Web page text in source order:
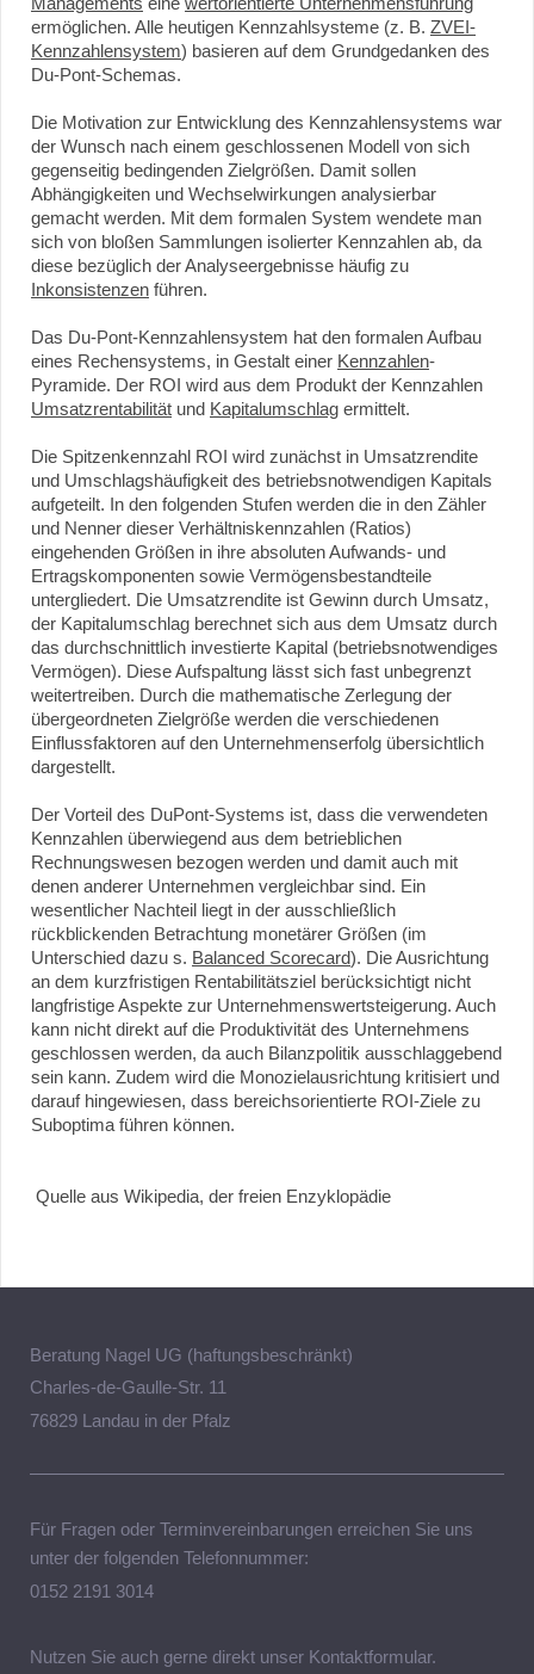
ermöglichen. Alle heutigen Kennzahlsysteme (z. B. ZVEI-
Kennzahlensystem) basieren auf dem Grundgedanken des
Du-Pont-Schemas.
Die Motivation zur Entwicklung des Kennzahlensystems war
der Wunsch nach einem geschlossenen Modell von sich
gegenseitig bedingenden Zielgrößen. Damit sollen
Abhängigkeiten und Wechselwirkungen analysierbar
gemacht werden. Mit dem formalen System wendete man
sich von bloßen Sammlungen isolierter Kennzahlen ab, da
diese bezüglich der Analyseergebnisse häufig zu
Inkonsistenzen führen.
Das Du-Pont-Kennzahlensystem hat den formalen Aufbau
eines Rechensystems, in Gestalt einer Kennzahlen-
Pyramide. Der ROI wird aus dem Produkt der Kennzahlen
Umsatzrentabilität und Kapitalumschlag ermittelt.
Die Spitzenkennzahl ROI wird zunächst in Umsatzrendite
und Umschlagshäufigkeit des betriebsnotwendigen Kapitals
aufgeteilt. In den folgenden Stufen werden die in den Zähler
und Nenner dieser Verhältniskennzahlen (Ratios)
eingehenden Größen in ihre absoluten Aufwands- und
Ertragskomponenten sowie Vermögensbestandteile
untergliedert. Die Umsatzrendite ist Gewinn durch Umsatz,
der Kapitalumschlag berechnet sich aus dem Umsatz durch
das durchschnittlich investierte Kapital (betriebsnotwendiges
Vermögen). Diese Aufspaltung lässt sich fast unbegrenzt
weitertreiben. Durch die mathematische Zerlegung der
übergeordneten Zielgröße werden die verschiedenen
Einflussfaktoren auf den Unternehmenserfolg übersichtlich
dargestellt.
Der Vorteil des DuPont-Systems ist, dass die verwendeten
Kennzahlen überwiegend aus dem betrieblichen
Rechnungswesen bezogen werden und damit auch mit
denen anderer Unternehmen vergleichbar sind. Ein
wesentlicher Nachteil liegt in der ausschließlich
rückblickenden Betrachtung monetärer Größen (im
Unterschied dazu s. Balanced Scorecard). Die Ausrichtung
an dem kurzfristigen Rentabilitätsziel berücksichtigt nicht
langfristige Aspekte zur Unternehmenswertsteigerung. Auch
kann nicht direkt auf die Produktivität des Unternehmens
geschlossen werden, da auch Bilanzpolitik ausschlaggebend
sein kann. Zudem wird die Monozielausrichtung kritisiert und
darauf hingewiesen, dass bereichsorientierte ROI-Ziele zu
Suboptima führen können.
Quelle aus Wikipedia, der freien Enzyklopädie
Beratung Nagel UG (haftungsbeschränkt)
Charles-de-Gaulle-Str. 11
76829 Landau in der Pfalz
Für Fragen oder Terminvereinbarungen erreichen Sie uns
unter der folgenden Telefonnummer:
0152 2191 3014
Nutzen Sie auch gerne direkt unser Kontaktformular.